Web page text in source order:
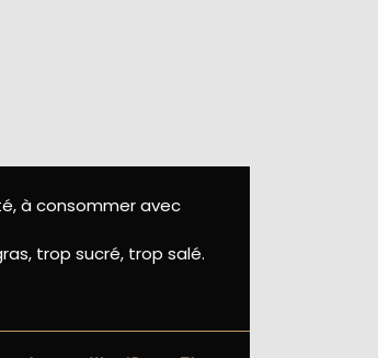
à consommer avec
trop sucré, trop salé.